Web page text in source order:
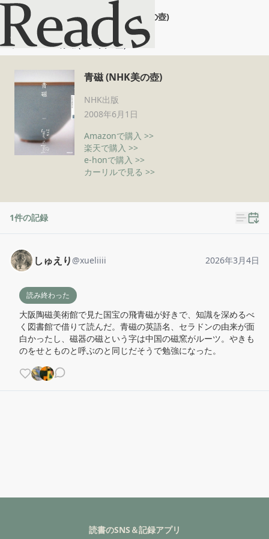
青磁 (NHK美の壺)
ホーム 青磁 (NHK美の壺)
青磁 (NHK美の壺)
NHK出版
2008年6月1日
Amazonで購入 >>
楽天で購入 >>
e-honで購入 >>
カーリルで見る >>
1件の記録
しゅえり @xueliiii 2026年3月4日
読み終わった
大阪陶磁美術館で見た国宝の飛青磁が好きで、知識を深めるべ
く図書館で借りて読んだ。青磁の英語名、セラドンの由来が面
白かったし、磁器の磁という字は中国の磁窯がルーツ。やきも
のをせとものと呼ぶのと同じだそうで勉強になった。
読書のSNS＆記録アプリ